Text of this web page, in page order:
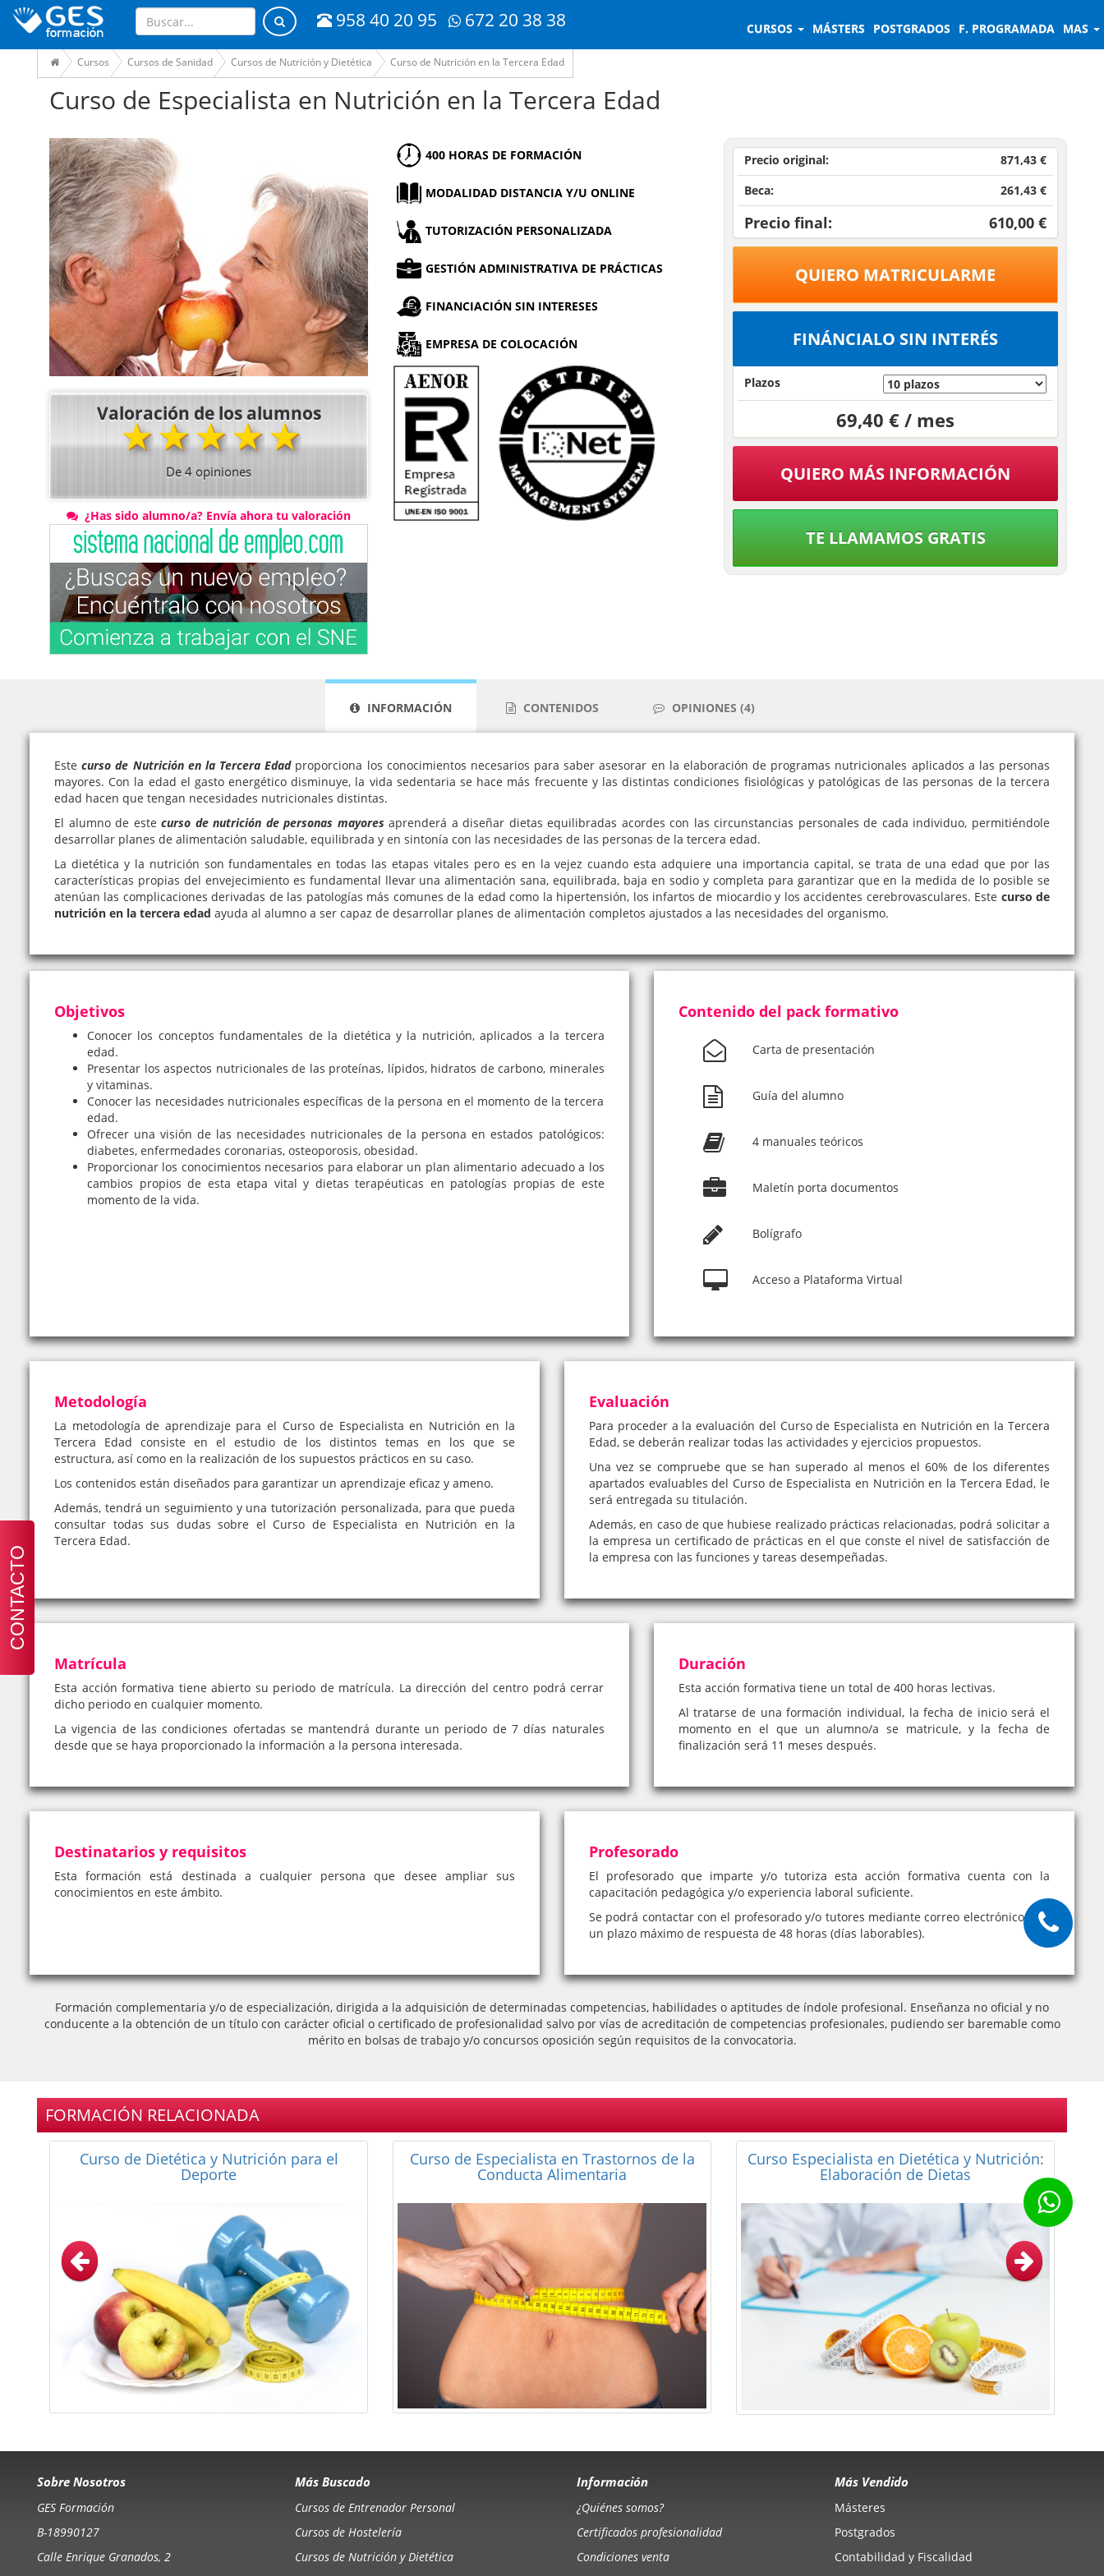
958 40 20 95 672 20 38 38 CURSOS MÁSTERS POSTGRADOS F. PROGRAMADA MAS
Cursos Cursos de Sanidad Cursos de Nutrición y Dietética Curso de Nutrición en la Tercera Edad
Curso de Especialista en Nutrición en la Tercera Edad
Valoración de los alumnos
★★★★★
De 4 opiniones
¿Has sido alumno/a? Envía ahora tu valoración
Precio original:
871,43 €
Beca:
261,43 €
Precio final: 610,00 €
QUIERO MATRICULARME
FINÁNCIALO SIN INTERÉS
Plazos
69,40 € / mes
QUIERO MÁS INFORMACIÓN
TE LLAMAMOS GRATIS
400 HORAS DE FORMACIÓN
MODALIDAD DISTANCIA Y/U ONLINE
TUTORIZACIÓN PERSONALIZADA
GESTIÓN ADMINISTRATIVA DE PRÁCTICAS
FINANCIACIÓN SIN INTERESES
EMPRESA DE COLOCACIÓN
INFORMACIÓN CONTENIDOS OPINIONES (4)
Estecurso de Nutrición en la Tercera Edad proporciona los conocimientos necesarios para saber asesorar en la elaboración de programas nutricionales aplicados a las personas
mayores. Con la edad el gasto energético disminuye, la vida sedentaria se hace más frecuente y las distintas condiciones fisiológicas y patológicas de las personas de la tercera
edad hacen que tengan necesidades nutricionales distintas.
El alumno de estecurso de nutrición de personas mayoresaprenderá a diseñar dietas equilibradas acordes con las circunstancias personales de cada individuo, permitiéndole
desarrollar planes de alimentación saludable, equilibrada y en sintonía con las necesidades de las personas de la tercera edad.
La dietética y la nutrición son fundamentales en todas las etapas vitales pero es en la vejez cuando esta adquiere una importancia capital, se trata de una edad que por las
características propias del envejecimiento es fundamental llevar una alimentación sana, equilibrada, baja en sodio y completa para garantizar que en la medida de lo posible se
atenúan las complicaciones derivadas de las patologías más comunes de la edad como la hipertensión, los infartos de miocardio y los accidentes cerebrovasculares. Este curso de
nutrición en la tercera edad ayuda al alumno a ser capaz de desarrollar planes de alimentación completos ajustados a las necesidades del organismo.
Objetivos
Conocer los conceptos fundamentales de la dietética y la nutrición, aplicados a la tercera
edad.
Presentar los aspectos nutricionales de las proteínas, lípidos, hidratos de carbono, minerales
y vitaminas.
Conocer las necesidades nutricionales específicas de la persona en el momento de la tercera
edad.
Ofrecer una visión de las necesidades nutricionales de la persona en estados patológicos:
diabetes, enfermedades coronarias, osteoporosis, obesidad.
Proporcionar los conocimientos necesarios para elaborar un plan alimentario adecuado a los
cambios propios de esta etapa vital y dietas terapéuticas en patologías propias de este
momento de la vida.
Contenido del pack formativo
Carta de presentación
Guía del alumno
4 manuales teóricos
Maletín porta documentos
Bolígrafo
Acceso a Plataforma Virtual
Metodología
La metodología de aprendizaje para el Curso de Especialista en Nutrición en la
Tercera Edad consiste en el estudio de los distintos temas en los que se
estructura, así como en la realización de los supuestos prácticos en su caso.
Los contenidos están diseñados para garantizar un aprendizaje eficaz y ameno.
Además, tendrá un seguimiento y una tutorización personalizada, para que pueda
consultar todas sus dudas sobre el Curso de Especialista en Nutrición en la
Tercera Edad.
Evaluación
Para proceder a la evaluación del Curso de Especialista en Nutrición en la Tercera
Edad, se deberán realizar todas las actividades y ejercicios propuestos.
Una vez se compruebe que se han superado al menos el 60% de los diferentes
apartados evaluables del Curso de Especialista en Nutrición en la Tercera Edad, le
será entregada su titulación.
Además, en caso de que hubiese realizado prácticas relacionadas, podrá solicitar a
la empresa un certificado de prácticas en el que conste el nivel de satisfacción de
la empresa con las funciones y tareas desempeñadas.
Matrícula
Esta acción formativa tiene abierto su periodo de matrícula. La dirección del centro podrá cerrar
dicho periodo en cualquier momento.
La vigencia de las condiciones ofertadas se mantendrá durante un periodo de 7 días naturales
desde que se haya proporcionado la información a la persona interesada.
Duración
Esta acción formativa tiene un total de 400 horas lectivas.
Al tratarse de una formación individual, la fecha de inicio será el
momento en el que un alumno/a se matricule, y la fecha de
finalización será 11 meses después.
Destinatarios y requisitos
Esta formación está destinada a cualquier persona que desee ampliar sus
conocimientos en este ámbito.
Profesorado
El profesorado que imparte y/o tutoriza esta acción formativa cuenta con la
capacitación pedagógica y/o experiencia laboral suficiente.
Se podrá contactar con el profesorado y/o tutores mediante correo electrónico, con
un plazo máximo de respuesta de 48 horas (días laborables).
Formación complementaria y/o de especialización, dirigida a la adquisición de determinadas competencias, habilidades o aptitudes de índole profesional. Enseñanza no oficial y no
conducente a la obtención de un título con carácter oficial o certificado de profesionalidad salvo por vías de acreditación de competencias profesionales, pudiendo ser baremable como
mérito en bolsas de trabajo y/o concursos oposición según requisitos de la convocatoria.
FORMACIÓN RELACIONADA
Curso de Especialista en Nutrición:
Nutrición y Dietética, Alergias e
Intolerancias Alimentarias y Trastornos de
Curso Universitario de Dietética y
Nutrición: Nutrición en la Tercera Edad
Curso de Experto en Elaboración de Dietas
Sobre Nosotros
GES Formación
B-18990127
Más Buscado
Cursos de Entrenador Personal
Cursos de Hostelería
Información
¿Quiénes somos?
Certificados profesionalidad
Más Vendido
Másteres
Postgrados
CONTACTO